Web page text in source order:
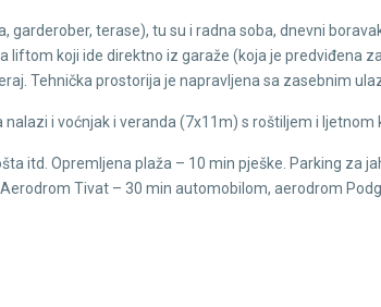
garderober, terase), tu su i radna soba, dnevni
koji ide direktno iz garaže (koja je predviđena
Tehnička prostorija je napravljena sa zasebnim
i voćnjak i veranda (7x11m) s roštiljem i ljetnom
itd. Opremljena plaža – 10 min pješke. Parking za
Tivat – 30 min automobilom, aerodrom